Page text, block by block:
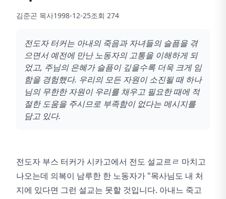
김준곤 목사1998-12-25조회 274
전도자 터커는 아내의 죽음과 자녀들의 슬픔을 겪
으면서 예전에 만난 노동자의 고통을 이해하게 되
었고, 주님의 은혜가 슬픔이 깊을수록 더욱 크게 임
함을 경험했다. 우리의 모든 자원이 소진될 때 하나
님의 무한한 자원이 우리를 채우고 필요한 때에 적
절한 도움을 주시므로 부족함이 없다는 메시지를
담고 있다.
전도자 부스 터커가 시카고에서 전도 설교르ㄹ 마치고
나오는데 의복이 남루한 한 노동자가 "목사님도 내 처
지에 있다면 그런 설교는 못할 것입니다. 아내느 죽고